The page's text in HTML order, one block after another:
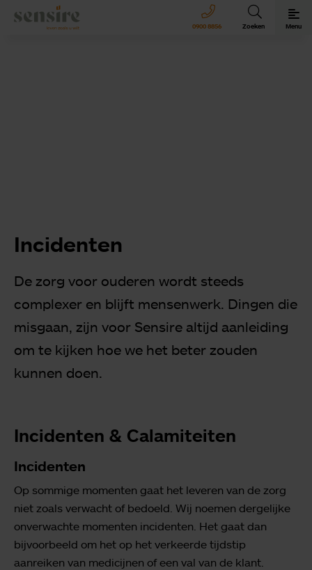
Sensire logo
0900 8856 Zoeken Menu
Incidenten
De zorg voor ouderen wordt steeds
complexer en blijft mensenwerk. Dingen die
misgaan, zijn voor Sensire altijd aanleiding
om te kijken hoe we het beter zouden
kunnen doen.
Incidenten & Calamiteiten
Incidenten
Op sommige momenten gaat het leveren van de zorg
niet zoals verwacht of bedoeld. Wij noemen dergelijke
onverwachte momenten incidenten. Het gaat dan
bijvoorbeeld om het op het verkeerde tijdstip
aanreiken van medicijnen of een val van de klant.